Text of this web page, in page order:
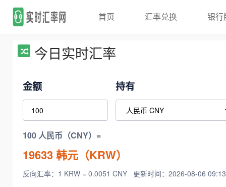
首页 汇率兑换 银行
今日实时汇率
金额 持有
100 人民币（CNY）=
19633韩元（KRW）
反向汇率：1 KRW = 0.0051 CNY 更新时间：2026-08-06